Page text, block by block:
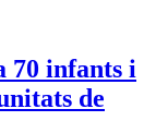
més als nostres